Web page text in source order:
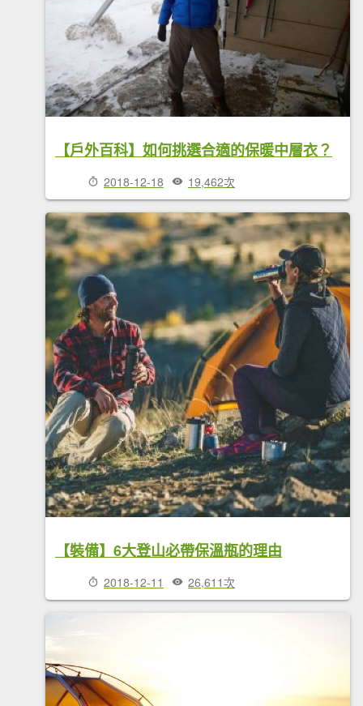
【戶外百科】如何挑選合適的保暖中層衣？
2018-12-18 19,462次
【裝備】6大登山必帶保溫瓶的理由
2018-12-11 26,611次